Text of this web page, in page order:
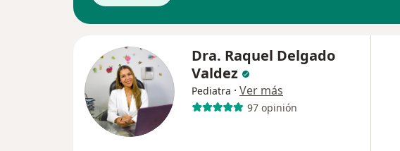
Dra. Raquel Delgado
Valdez
Pediatra · Ver más
97 opinión